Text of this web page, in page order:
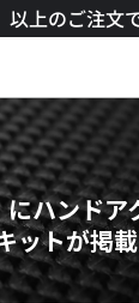
以上のご注文
ハンドア
ットが掲